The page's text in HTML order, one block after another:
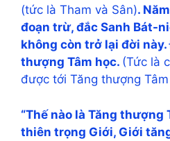
(tức là Tham và Sân).
đoạn trừ, đắc Sanh Bát-
không còn trở lại đời này.
thượng Tâm học. (Tức là
được tới Tăng thượng
“Thế nào là Tăng thượng
thiên trọng Giới, Giới